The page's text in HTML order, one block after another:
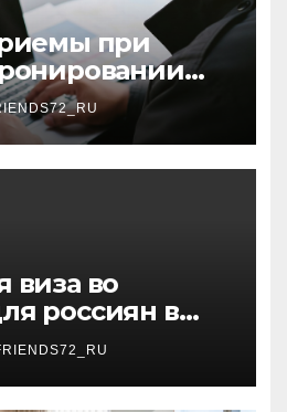
при
виза во
россиян в
от 3 дней и